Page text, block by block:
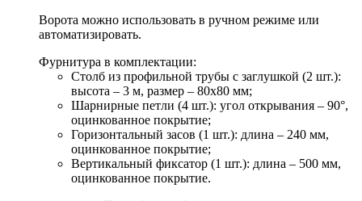
Ворота можно использовать в ручном режиме или
автоматизировать.
Фурнитура в комплектации:
Столб из профильной трубы с заглушкой (2 шт.):
высота – 3 м, размер – 80х80 мм;
Шарнирные петли (4 шт.): угол открывания – 90°,
оцинкованное покрытие;
Горизонтальный засов (1 шт.): длина – 240 мм,
оцинкованное покрытие;
Вертикальный фиксатор (1 шт.): длина – 500 мм,
оцинкованное покрытие.